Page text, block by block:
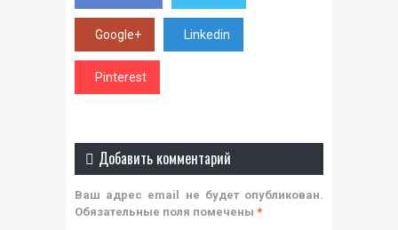
Google+ Linkedin
Pinterest
Добавить комментарий
Ваш адрес email не будет опубликован.
Обязательные поля помечены *